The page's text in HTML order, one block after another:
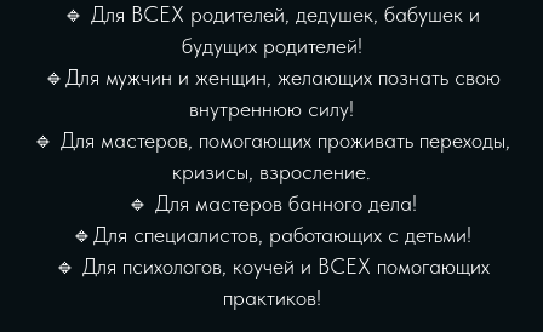
🔹 Для ВСЕХ родителей, дедушек, бабушек и
будущих родителей!
🔹Для мужчин и женщин, желающих познать свою
внутреннюю силу!
🔹 Для мастеров, помогающих проживать переходы,
кризисы, взросление.
🔹 Для мастеров банного дела!
🔹Для специалистов, работающих с детьми!
🔹 Для психологов, коучей и ВСЕХ помогающих
практиков!